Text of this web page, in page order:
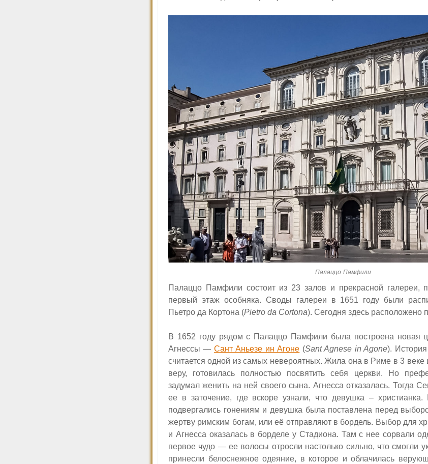
Палаццо Памфили
Палаццо Памфили состоит из 23 залов и прекрасной галереи,
первый этаж особняка. Своды галереи в 1651 году были
Пьетро да Кортона (Pietro da Cortona). Сегодня здесь расположено
В 1652 году рядом с Палаццо Памфили была построена новая
Агнессы — Сант Аньезе ин Агоне (Sant Agnese in Agone).
считается одной из самых невероятных. Жила она в Риме в 3 веке
веру, готовилась полностью посвятить себя церкви. Но
задумал женить на ней своего сына. Агнесса отказалась. Тогда
ее в заточение, где вскоре узнали, что девушка –
подвергались гонениям и девушка была поставлена перед
жертву римским богам, или её отправляют в бордель. Выбор для
и Агнесса оказалась в борделе у Стадиона. Там с нее сорвали
первое чудо — ее волосы отросли настолько сильно, что смогли
принесли белоснежное одеяние, в которое и облачилась